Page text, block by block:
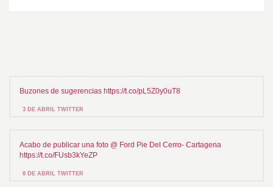
Buzones de sugerencias https://t.co/pL5Z0y0uT8
3 DE ABRIL TWITTER
Acabo de publicar una foto @ Ford Pie Del Cerro- Cartagena
https://t.co/FUsb3kYeZP
8 DE ABRIL TWITTER